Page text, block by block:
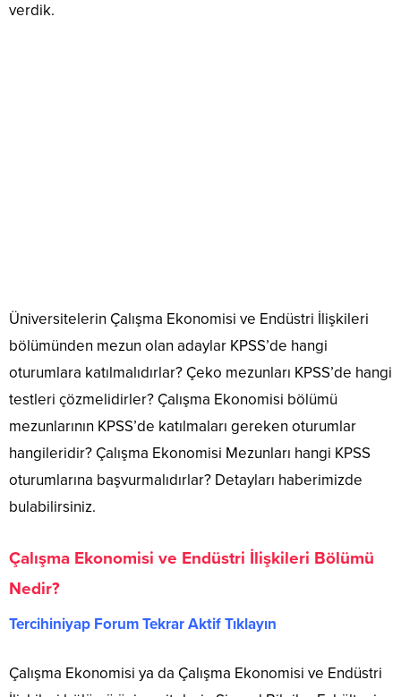
verdik.
Üniversitelerin Çalışma Ekonomisi ve Endüstri İlişkileri
bölümünden mezun olan adaylar KPSS’de hangi
oturumlara katılmalıdırlar? Çeko mezunları KPSS’de hangi
testleri çözmelidirler? Çalışma Ekonomisi bölümü
mezunlarının KPSS’de katılmaları gereken oturumlar
hangileridir? Çalışma Ekonomisi Mezunları hangi KPSS
oturumlarına başvurmalıdırlar? Detayları haberimizde
bulabilirsiniz.
Çalışma Ekonomisi ve Endüstri İlişkileri Bölümü
Nedir?
Tercihiniyap Forum Tekrar Aktif Tıklayın
Çalışma Ekonomisi ya da Çalışma Ekonomisi ve Endüstri